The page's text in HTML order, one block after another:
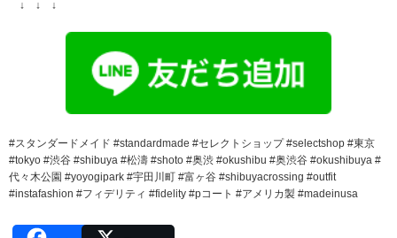
↓ ↓ ↓
#スタンダードメイド #standardmade #セレクトショップ #selectshop #東京
#tokyo #渋谷 #shibuya #松濤 #shoto #奥渋 #okushibu #奥渋谷 #okushibuya #
代々木公園 #yoyogipark #宇田川町 #富ヶ谷 #shibuyacrossing #outfit
#instafashion #フィデリティ #fidelity #pコート #アメリカ製 #madeinusa